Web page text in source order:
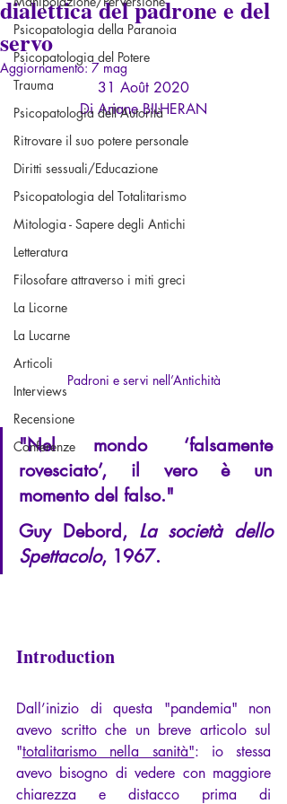
Psicopatologia della Paranoia
Psicopatologia del Potere
Trauma
Psicopatologia dell'Autorità
Ritrovare il suo potere personale
Diritti sessuali/Educazione
Psicopatologia del Totalitarismo
Mitologia - Sapere degli Antichi
Letteratura
Filosofare attraverso i miti greci
La Licorne
La Lucarne
Articoli
Interviews
Recensione
Conferenze
dialettica del padrone e del
servo
Aggiornamento:7 mag
31 Août 2020
Di Ariane BILHERAN
Padroni e servi nell’Antichità
"Nel mondo ‘falsamente
rovesciato’, il vero è un
momento del falso."
Guy Debord, La società dello
Spettacolo, 1967.
Introduction
Dall’inizio di questa "pandemia" non
avevo scritto che un breve articolo sul
"totalitarismo nella sanità": io stessa
avevo bisogno di vedere con maggiore
chiarezza e distacco prima di